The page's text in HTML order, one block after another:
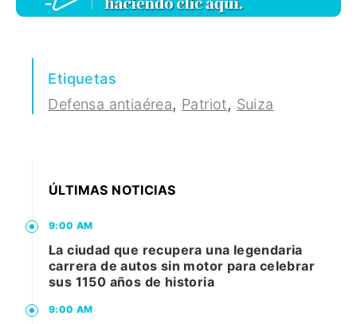
Etiquetas
Defensa antiaérea, Patriot, Suiza
ÚLTIMAS NOTICIAS
9:00 AM
La ciudad que recupera una legendaria
carrera de autos sin motor para celebrar
sus 1150 años de historia
9:00 AM